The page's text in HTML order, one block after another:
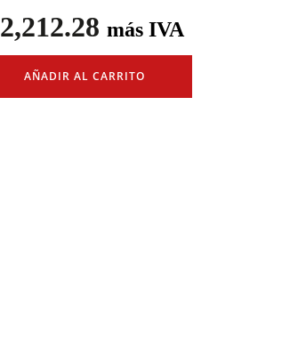
2,212.28 más IVA
AÑADIR AL CARRITO